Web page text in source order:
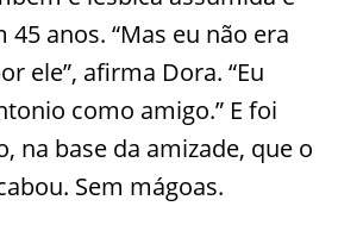
45 anos. “Mas eu não era
ele”, afirma Dora. “Eu
como amigo.” E foi
na base da amizade, que o
Sem mágoas.